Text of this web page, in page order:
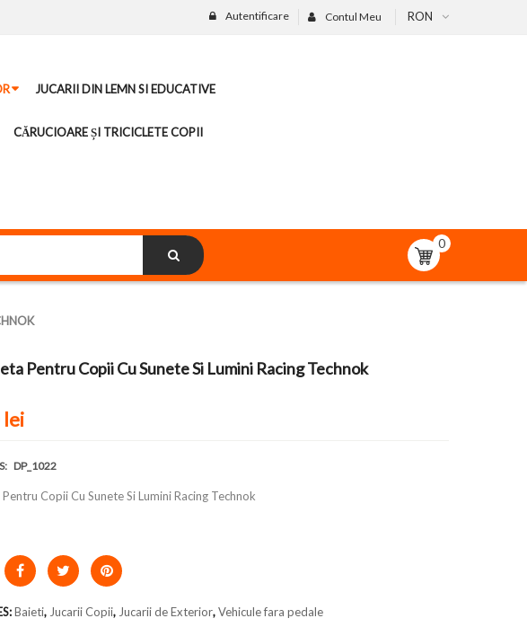
RON
Contul Meu
Autentificare
JUCARII DIN LEMN SI EDUCATIVE
CĂRUCIOARE ȘI TRICICLETE COPII
0
Pentru Copii Cu Sunete Si Lumini Racing Technok
DP_1022
Copii Cu Sunete Si Lumini Racing Technok
Baieti, Jucarii Copii, Jucarii de Exterior,Vehicule fara pedale